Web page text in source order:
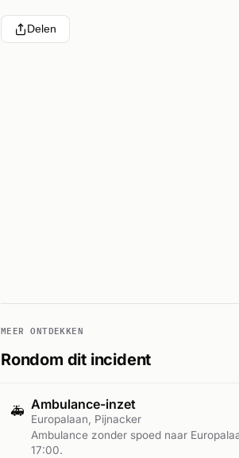
Delen
MEER ONTDEKKEN
Rondom dit incident
🚑 Ambulance-inzet
Europalaan, Pijnacker
Ambulance zonder spoed naar
17:00.